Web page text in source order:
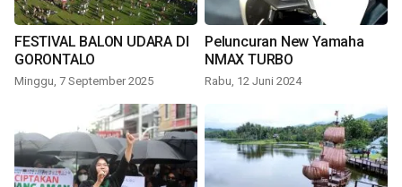
FESTIVAL BALON UDARA DI
GORONTALO
Minggu, 7 September 2025
Peluncuran New Yamaha
NMAX TURBO
Rabu, 12 Juni 2024